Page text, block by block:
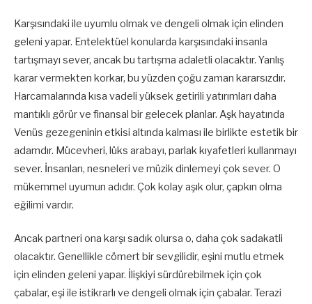
Karşısındaki ile uyumlu olmak ve dengeli olmak için elinden
geleni yapar. Entelektüel konularda karşısındaki insanla
tartışmayı sever, ancak bu tartışma adaletli olacaktır. Yanlış
karar vermekten korkar, bu yüzden çoğu zaman kararsızdır.
Harcamalarında kısa vadeli yüksek getirili yatırımları daha
mantıklı görür ve finansal bir gelecek planlar. Aşk hayatında
Venüs gezegeninin etkisi altında kalması ile birlikte estetik bir
adamdır. Mücevheri, lüks arabayı, parlak kıyafetleri kullanmayı
sever. İnsanları, nesneleri ve müzik dinlemeyi çok sever. O
mükemmel uyumun adıdır. Çok kolay aşık olur, çapkın olma
eğilimi vardır.
Ancak partneri ona karşı sadık olursa o, daha çok sadakatli
olacaktır. Genellikle cömert bir sevgilidir, eşini mutlu etmek
için elinden geleni yapar. İlişkiyi sürdürebilmek için çok
çabalar, eşi ile istikrarlı ve dengeli olmak için çabalar. Terazi